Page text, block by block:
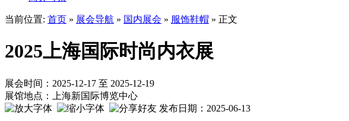
当前位置: 首页 » 展会导航 » 国内展会 » 服饰鞋帽 » 正文
2025上海国际时尚内衣展
展会时间：2025-12-17 至 2025-12-19
展馆地点：上海新国际博览中心
发布日期：2025-06-13